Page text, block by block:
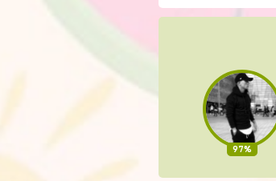
97%